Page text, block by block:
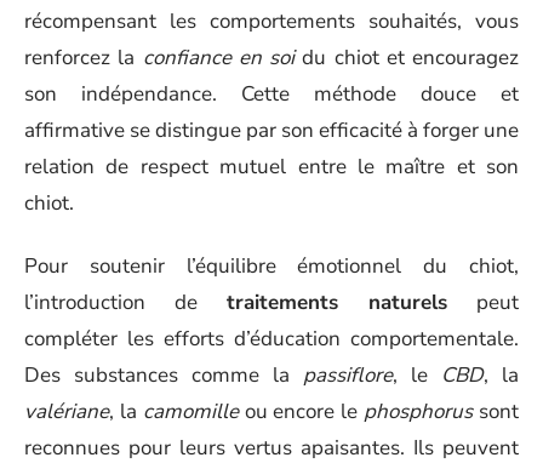
récompensant les comportements souhaités, vous
renforcez la confiance en soidu chiot et encouragez
son indépendance. Cette méthode douce et
affirmative se distingue par son efficacité à forger une
relation de respect mutuel entre le maître et son
chiot.
Pour soutenir l’équilibre émotionnel du chiot,
l’introduction de traitements naturels peut
compléter les efforts d’éducation comportementale.
Des substances comme la passiflore, le CBD, la
valériane, la camomilleou encore le phosphorussont
reconnues pour leurs vertus apaisantes. Ils peuvent